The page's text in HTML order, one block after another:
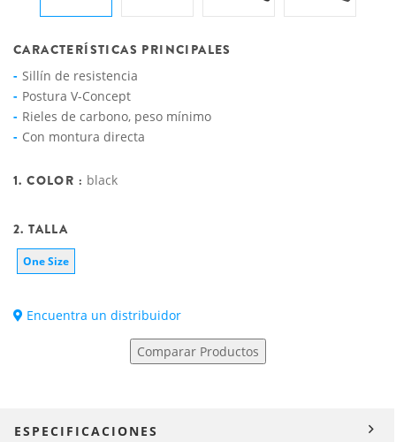
CARACTERÍSTICAS PRINCIPALES
Sillín de resistencia
Postura V-Concept
Rieles de carbono, peso mínimo
Con montura directa
1. COLOR : black
2. TALLA
One Size
Encuentra un distribuidor
Comparar Productos
ESPECIFICACIONES